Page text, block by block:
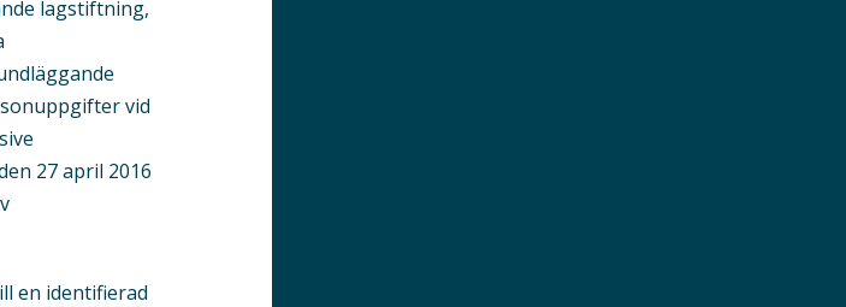
lagstiftning,
vid
27 april 2016
en identifie­rad